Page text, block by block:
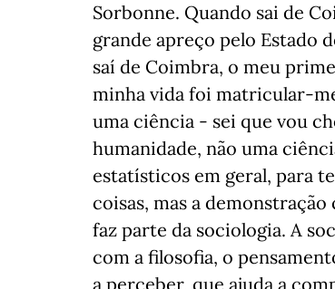
Sorbonne. Quando sai de
grande apreço pelo Estado
saí de Coimbra, o meu
minha vida foi matricular-
uma ciência - sei que vou
humanidade, não uma
estatísticos em geral, para
coisas, mas a
faz parte da sociologia. A
com a filosofia, o
a perceber, que ajuda a